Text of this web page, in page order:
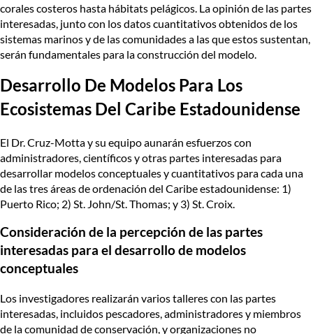
corales costeros hasta hábitats pelágicos. La opinión de las partes
interesadas, junto con los datos cuantitativos obtenidos de los
sistemas marinos y de las comunidades a las que estos sustentan,
serán fundamentales para la construcción del modelo.
Desarrollo De Modelos Para Los
Ecosistemas Del Caribe Estadounidense
El Dr. Cruz-Motta y su equipo aunarán esfuerzos con
administradores, científicos y otras partes interesadas para
desarrollar modelos conceptuales y cuantitativos para cada una
de las tres áreas de ordenación del Caribe estadounidense: 1)
Puerto Rico; 2) St. John/St. Thomas; y 3) St. Croix.
Consideración de la percepción de las partes
interesadas para el desarrollo de modelos
conceptuales
Los investigadores realizarán varios talleres con las partes
interesadas, incluidos pescadores, administradores y miembros
de la comunidad de conservación, y organizaciones no